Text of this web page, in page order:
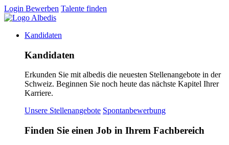
Login Bewerben Talente finden
Kandidaten
Kandidaten
Erkunden Sie mit albedis die neuesten Stellenangebote in der
Schweiz. Beginnen Sie noch heute das nächste Kapitel Ihrer
Karriere.
Unsere Stellenangebote Spontanbewerbung
Finden Sie einen Job in Ihrem Fachbereich